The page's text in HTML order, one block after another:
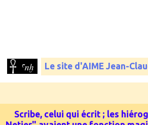
Le site d'AIME Jean-
Scribe, celui qui écrit ; les